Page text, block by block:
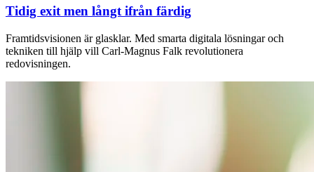
Tidig exit men långt ifrån färdig
Framtidsvisionen är glasklar. Med ­smarta digitala lösningar och
tekniken till hjälp vill Carl-Magnus Falk ­revolutionera
redovisningen.